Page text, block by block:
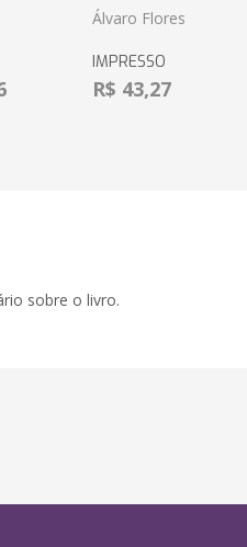
Álvaro Flores
IMPRESSO
R$ 43,27
sobre o livro.